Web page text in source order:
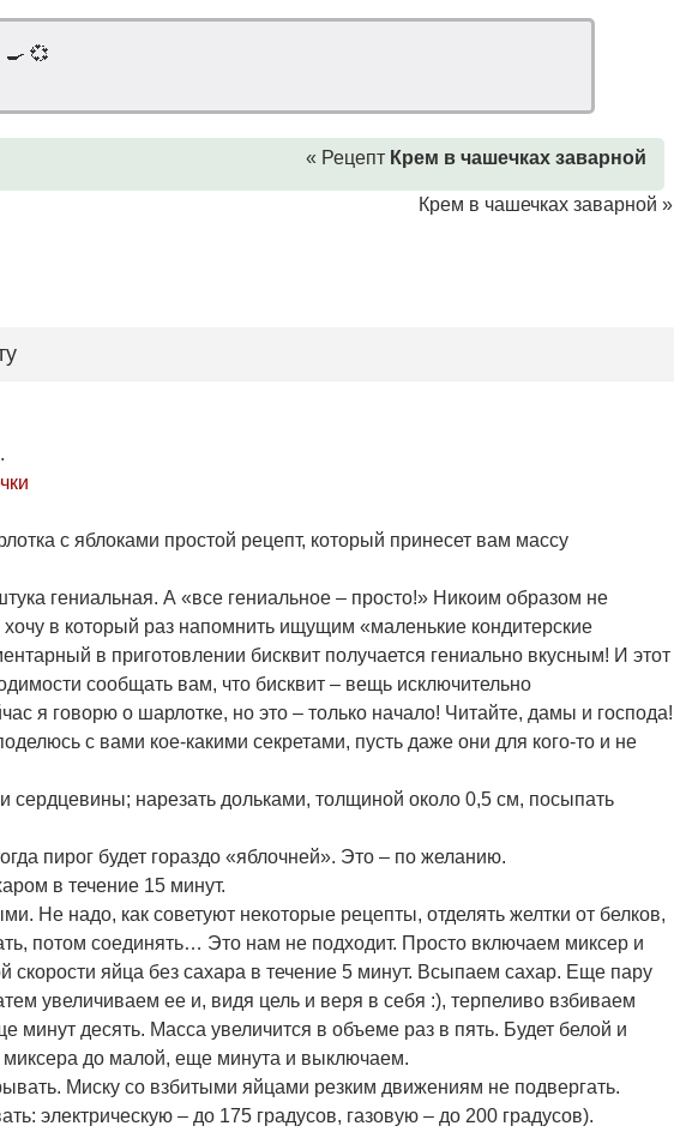
🍳 💞
« Рецепт Крем в чашечках заварной
Крем в чашечках заварной »
с яблоками простой рецепт, который принесет вам массу
гениальная. А «все гениальное – просто!» Никоим образом не
хочу в который раз напомнить ищущим «маленькие кондитерские
в приготовлении бисквит получается гениально вкусным! И этот
сообщать вам, что бисквит – вещь исключительно
я говорю о шарлотке, но это – только начало! Читайте, дамы и господа!
с вами кое-какими секретами, пусть даже они для кого-то и не
сердцевины; нарезать дольками, толщиной около 0,5 см, посыпать
пирог будет гораздо «яблочней». Это – по желанию.
в течение 15 минут.
Не надо, как советуют некоторые рецепты, отделять желтки от белков,
потом соединять… Это нам не подходит. Просто включаем миксер и
скорости яйца без сахара в течение 5 минут. Всыпаем сахар. Еще пару
увеличиваем ее и, видя цель и веря в себя :), терпеливо взбиваем
минут десять. Масса увеличится в объеме раз в пять. Будет белой и
миксера до малой, еще минута и выключаем.
Миску со взбитыми яйцами резким движениям не подвергать.
электрическую – до 175 градусов, газовую – до 200 градусов).